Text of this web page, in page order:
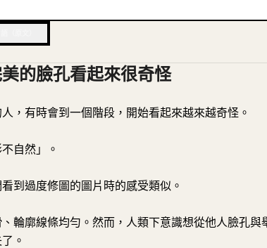
的臉孔看起來很奇怪
，有時會到一個階段，開始看起來越來越奇怪。
自然」。
到過度修圖的圖片時的感受類似。
、輪廓線條均勻。然而，人類下意識想從他人臉孔
。